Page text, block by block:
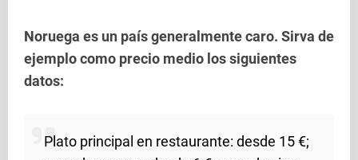
Noruega es un país generalmente caro. Sirva de
ejemplo como precio medio los siguientes
datos:
Plato principal en restaurante: desde 15 €;